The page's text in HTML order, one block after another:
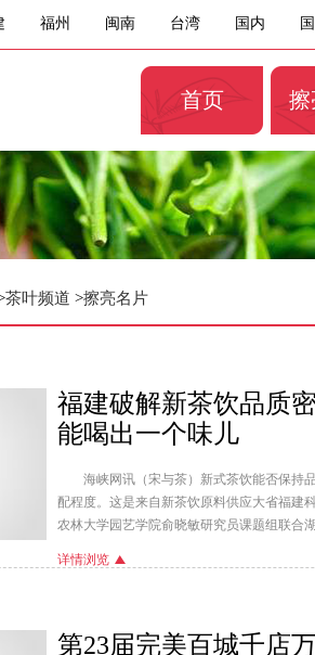
福州 闽南 台湾 国内
首页 擦
茶叶频道 >擦亮名片
福建破解新茶饮品质
能喝出一个味儿
海峡网讯（宋与茶）新式茶饮能否保持
配程度。这是来自新茶饮原料供应大省福建
农林大学园艺学院俞晓敏研究员课题组联
详情浏览
第23届完美百城千店